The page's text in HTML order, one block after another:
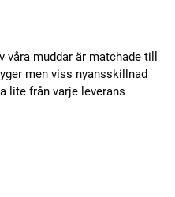
våra muddar är matchade till
men viss nyansskillnad
lite från varje leverans